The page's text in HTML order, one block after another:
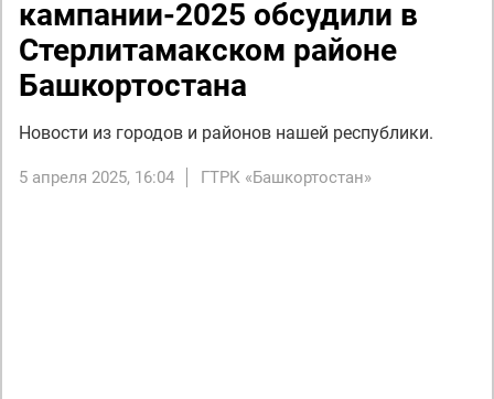
кампании-2025 обсудили в
Стерлитамакском районе
Башкортостана
Новости из городов и районов нашей республики.
5 апреля 2025, 16:04 ГТРК «Башкортостан»